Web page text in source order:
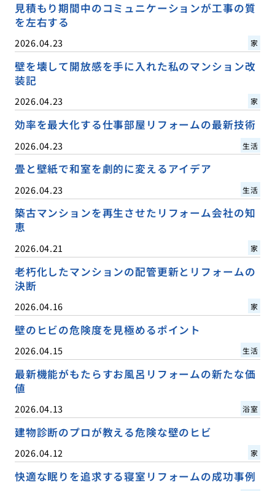
見積もり期間中のコミュニケーションが工事の質
を左右する
2026.04.23 家
壁を壊して開放感を手に入れた私のマンション改
装記
2026.04.23 家
効率を最大化する仕事部屋リフォームの最新技術
2026.04.23 生活
畳と壁紙で和室を劇的に変えるアイデア
2026.04.23 生活
築古マンションを再生させたリフォーム会社の知
恵
2026.04.21 家
老朽化したマンションの配管更新とリフォームの
決断
2026.04.16 家
壁のヒビの危険度を見極めるポイント
2026.04.15 生活
最新機能がもたらすお風呂リフォームの新たな価
値
2026.04.13 浴室
建物診断のプロが教える危険な壁のヒビ
2026.04.12 家
快適な眠りを追求する寝室リフォームの成功事例